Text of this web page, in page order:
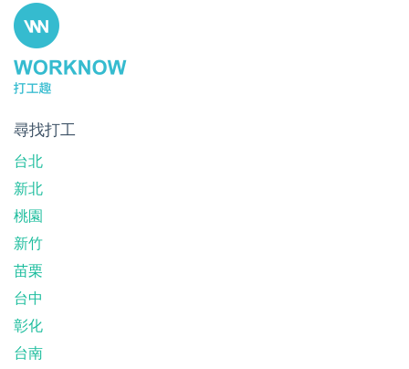
尋找打工
台北
新北
桃園
新竹
苗栗
台中
彰化
台南